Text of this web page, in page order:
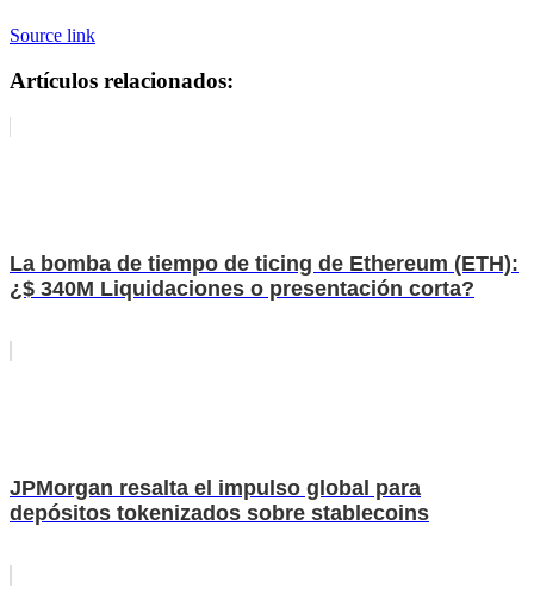
Source link
Artículos relacionados:
La bomba de tiempo de ticing de Ethereum (ETH):
¿$ 340M Liquidaciones o presentación corta?
JPMorgan resalta el impulso global para
depósitos tokenizados sobre stablecoins